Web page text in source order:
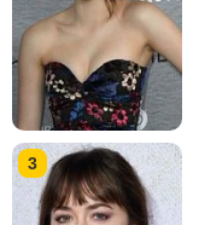
3